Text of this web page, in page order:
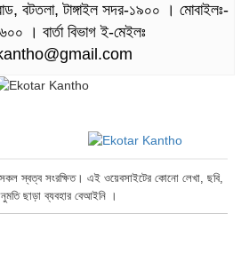
বটতলা, টাঙ্গাইল সদর-১৯০০ । মোবাইলঃ-
। বার্তা বিভাগ ই-মেইলঃ
স্বত্ব সংরক্ষিত। এই ওয়েবসাইটের কোনো লেখা, ছবি,
ছাড়া ব্যবহার বেআইনি ।